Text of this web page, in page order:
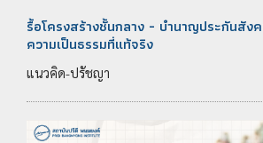
รื้อโครงสร้างชั้นกลาง - บำนาญประกันสัง
ความเป็นธรรมที่แท้จริง
แนวคิด-ปรัชญา